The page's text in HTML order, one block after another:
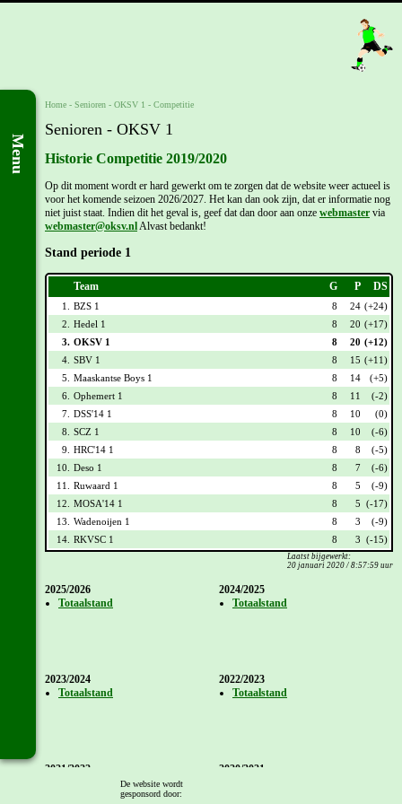
Menu
Home - Senioren - OKSV 1 - Competitie
Senioren - OKSV 1
Historie Competitie 2019/2020
Op dit moment wordt er hard gewerkt om te zorgen dat de website weer actueel is
voor het komende seizoen 2026/2027. Het kan dan ook zijn, dat er informatie nog
niet juist staat. Indien dit het geval is, geef dat dan door aan onze webmaster via
webmaster@oksv.nl Alvast bedankt!
Stand periode 1
Team G P DS
1. BZS 1 8 24 (+24)
2.
Hedel 1 8 20 (+17)
3. OKSV 1 8 20 (+12)
4. SBV 1 8 15 (+11)
5.
Maaskantse Boys 1 8 14
(+5)
6. Ophemert 1 8 11
(-2)
7. DSS'14 1 8 10
(0)
8.
SCZ 1 8 10
(-6)
9.
HRC'14 1 8 8
(-5)
10.
Deso 1 8 7
(-6)
11.
Ruwaard 1 8 5
(-9)
12.
MOSA'14 1 8 5 (-17)
13.
Wadenoijen 1 8 3
(-9)
14. RKVSC 1 8 3 (-15)
Laatst bijgewerkt:
20 januari 2020 / 8:57:59 uur
2025/2026
Totaalstand
2024/2025
Totaalstand
2023/2024
Totaalstand
2022/2023
Totaalstand
2021/2022
2020/2021
De website wordt
gesponsord door: